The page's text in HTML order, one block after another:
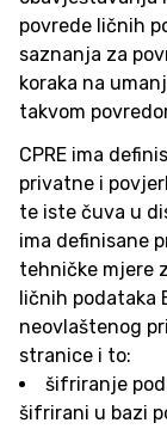
povrede ličnih
saznanja za
koraka na
takvom
CPRE ima
privatne i
te iste čuva u
ima definisane
tehničke mjere
ličnih podataka
neovlaštenog
stranice i to:
šifriranje
šifrirani u bazi